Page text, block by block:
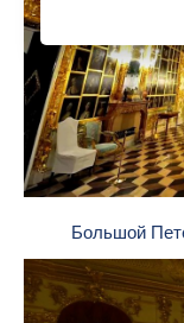
Большой